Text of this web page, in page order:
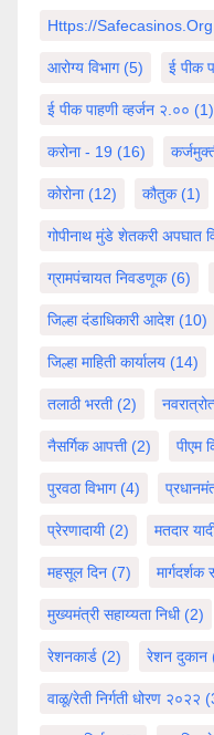
Https://
आरोग्य विभाग(5) ई पीक
ई पीक पाहणी व्हर्जन २.०० (1)
करोना - 19 (16)
कोरोना(12) कौतुक(1)
गोपीनाथ मुंडे शेतकरी अपघात
ग्रामपंचायत निवडणूक(6)
जिल्हा दंडाधिकारी आदेश (10)
जिल्हा माहिती कार्यालय (14)
तलाठी भरती(2)
नैसर्गिक आपत्ती(2) पीएम
पुरवठा विभाग(4)
प्रेरणादायी(2) मतदार
महसूल दिन (7) मार्गदर्शक
मुख्यमंत्री सहाय्यता निधी(2)
रेशनकार्ड (2) रेशन दुकान
वाळू/रेती निर्गती धोरण २०२२